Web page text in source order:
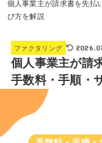
個人事業主が請求書を先払
び方を解説
ファクタリング
個人事業主が請
手数料・手順・